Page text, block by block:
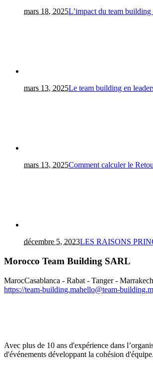
mars 18, 2025L’impact du team
mars 13, 2025Le team building en
mars 13, 2025Comment calculer le
décembre 5, 2023LES RAISONS
Morocco Team Building SARL
MarocCasablanca - Rabat - Tanger -
https://team-building.mahello@team-
Avec plus de 10 ans d'expérience dans
d'événements développant la cohésion d'équipe.